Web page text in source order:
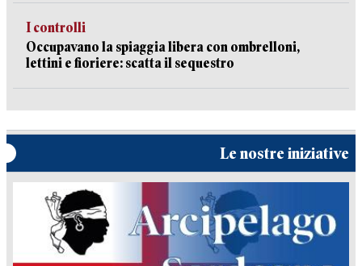
I controlli
Occupavano la spiaggia libera con ombrelloni,
lettini e fioriere: scatta il sequestro
Le nostre iniziative